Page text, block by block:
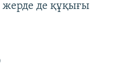
жерде де құқығы